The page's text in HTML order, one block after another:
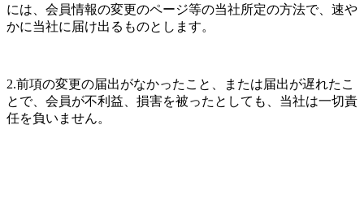
には、会員情報の変更のページ等の当社所定の方法で、速や
かに当社に届け出るものとします。
2.前項の変更の届出がなかったこと、または届出が遅れたこ
とで、会員が不利益、損害を被ったとしても、当社は一切責
任を負いません。